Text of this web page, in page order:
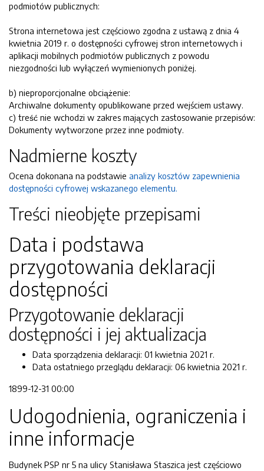
podmiotów publicznych:
Strona internetowa jest częściowo zgodna z ustawą z dnia 4
kwietnia 2019 r. o dostępności cyfrowej stron internetowych i
aplikacji mobilnych podmiotów publicznych z powodu
niezgodności lub wyłączeń wymienionych poniżej.
b) nieproporcjonalne obciążenie:
Archiwalne dokumenty opublikowane przed wejściem ustawy.
c) treść nie wchodzi w zakres mających zastosowanie przepisów:
Dokumenty wytworzone przez inne podmioty.
Nadmierne koszty
Ocena dokonana na podstawie analizy kosztów zapewnienia
dostępności cyfrowej wskazanego elementu.
Treści nieobjęte przepisami
Data i podstawa
przygotowania deklaracji
dostępności
Przygotowanie deklaracji
dostępności i jej aktualizacja
Data sporządzenia deklaracji: 01 kwietnia 2021 r.
Data ostatniego przeglądu deklaracji: 06 kwietnia 2021 r.
1899-12-31 00:00
Udogodnienia, ograniczenia i
inne informacje
Budynek PSP nr 5 na ulicy Stanisława Staszica jest częściowo